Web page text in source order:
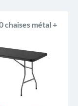
chaises métal +